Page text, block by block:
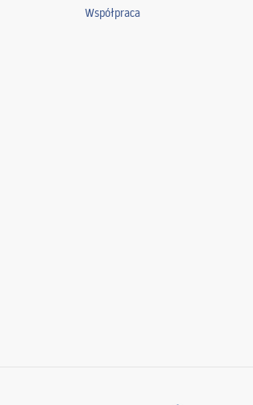
Współpraca